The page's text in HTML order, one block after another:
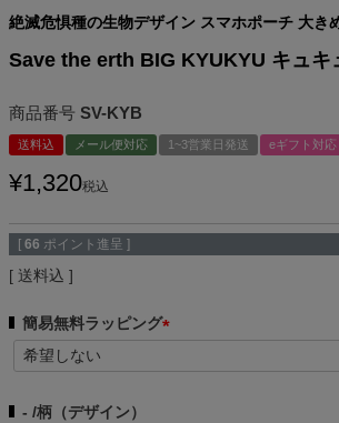
絶滅危惧種の生物デザイン スマホポーチ 大き
Save the erth BIG KYUKYU キュキ
商品番号 SV-KYB
送料込 メール便対応 1~3営業日発送 eギフト対応
¥1,320税込
[ 66 ポイント進呈 ]
送料込
簡易無料ラッピング
必
- 柄（デザイン）